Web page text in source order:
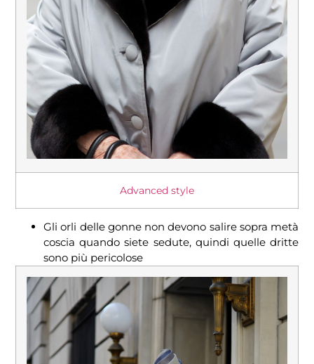
Advanced style
Gli orli delle gonne non devono salire sopra metà
coscia quando siete sedute, quindi quelle dritte
sono più pericolose